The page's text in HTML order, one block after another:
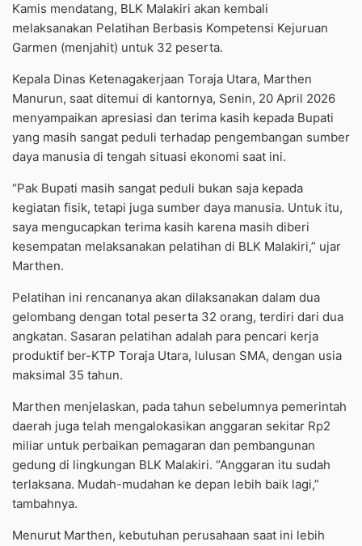
Kamis mendatang, BLK Malakiri akan kembali
melaksanakan Pelatihan Berbasis Kompetensi Kejuruan
Garmen (menjahit) untuk 32 peserta.
Kepala Dinas Ketenagakerjaan Toraja Utara, Marthen
Manurun, saat ditemui di kantornya, Senin, 20 April 2026
menyampaikan apresiasi dan terima kasih kepada Bupati
yang masih sangat peduli terhadap pengembangan sumber
daya manusia di tengah situasi ekonomi saat ini.
“Pak Bupati masih sangat peduli bukan saja kepada
kegiatan fisik, tetapi juga sumber daya manusia. Untuk itu,
saya mengucapkan terima kasih karena masih diberi
kesempatan melaksanakan pelatihan di BLK Malakiri,” ujar
Marthen.
Pelatihan ini rencananya akan dilaksanakan dalam dua
gelombang dengan total peserta 32 orang, terdiri dari dua
angkatan. Sasaran pelatihan adalah para pencari kerja
produktif ber-KTP Toraja Utara, lulusan SMA, dengan usia
maksimal 35 tahun.
Marthen menjelaskan, pada tahun sebelumnya pemerintah
daerah juga telah mengalokasikan anggaran sekitar Rp2
miliar untuk perbaikan pemagaran dan pembangunan
gedung di lingkungan BLK Malakiri. “Anggaran itu sudah
terlaksana. Mudah-mudahan ke depan lebih baik lagi,”
tambahnya.
Menurut Marthen, kebutuhan perusahaan saat ini lebih